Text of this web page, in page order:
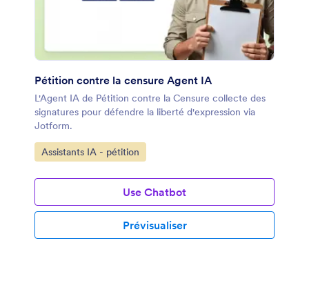
Pétition contre la censure Agent IA
L'Agent IA de Pétition contre la Censure collecte des
signatures pour défendre la liberté d'expression via
Jotform.
Accéder à la catégorie :
Assistants IA - pétition
Use Chatbot
Prévisualiser